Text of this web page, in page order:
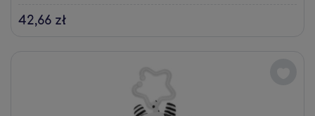
42,66 zł